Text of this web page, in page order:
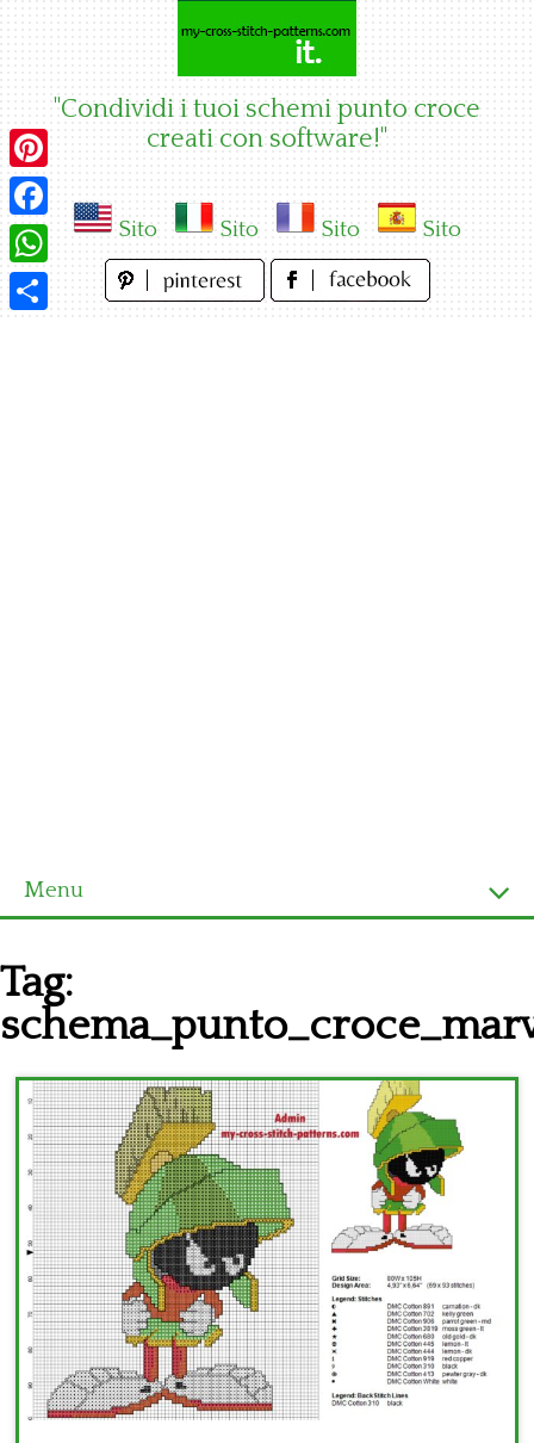
"Condividi i tuoi schemi punto croce
creati con software!"
Sito Sito Sito Sito
Menu
Ultimi schemi
Alfabeto
Bambini
Disney
Thun
Tag:
Pinterest
Facebook
WhatsApp